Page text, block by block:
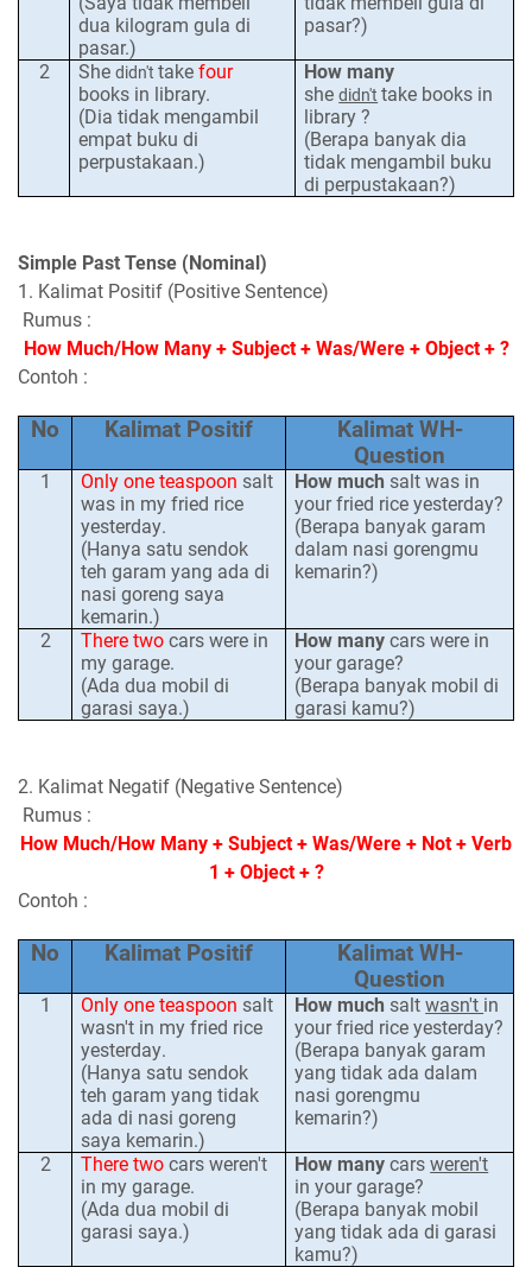
dua kilogram gula di
pasar.)
pasar?)
2 Shedidn't takefour
books in library.
(Dia tidak mengambil
empat buku di
perpustakaan.)
How many
shedidn't take books in
library ?
(Berapa banyak dia
tidak mengambil buku
di perpustakaan?)
Simple Past Tense (Nominal)
1. Kalimat Positif (Positive Sentence)
Rumus :
How Much/How Many + Subject + Was/Were + Object + ?
Contoh :
No Kalimat Positif
Kalimat WH-
Question
1 Only one teaspoonsalt
was in my fried rice
yesterday.
(Hanya satu sendok
teh garam yang ada di
nasi goreng saya
kemarin.)
How muchsalt was in
your fried rice yesterday?
(Berapa banyak garam
dalam nasi gorengmu
kemarin?)
2 There twocars were in
my garage.
(Ada dua mobil di
garasi saya.)
How manycars were in
your garage?
(Berapa banyak mobil di
garasi kamu?)
2. Kalimat Negatif (Negative Sentence)
Rumus :
How Much/How Many + Subject + Was/Were + Not + Verb
1 + Object + ?
Contoh :
No Kalimat Positif
Kalimat WH-
Question
1 Only one teaspoonsalt
wasn't in my fried rice
yesterday.
(Hanya satu sendok
teh garam yang tidak
ada di nasi goreng
saya kemarin.)
How muchsaltwasn't in
your fried rice yesterday?
(Berapa banyak garam
yang tidak ada dalam
nasi gorengmu
kemarin?)
2 There twocars weren't
in my garage.
(Ada dua mobil di
garasi saya.)
How manycarsweren't
in your garage?
(Berapa banyak mobil
yang tidak ada di garasi
kamu?)